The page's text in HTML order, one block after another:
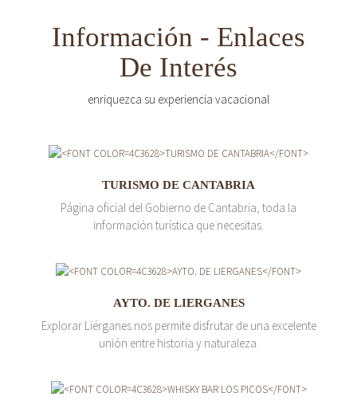
Información - Enlaces
De Interés
enriquezca su experiencia vacacional
TURISMO DE CANTABRIA
Página oficial del Gobierno de Cantabria, toda la
información turística que necesitas.
AYTO. DE LIERGANES
Explorar Liérganes nos permite disfrutar de una excelente
unión entre historia y naturaleza.